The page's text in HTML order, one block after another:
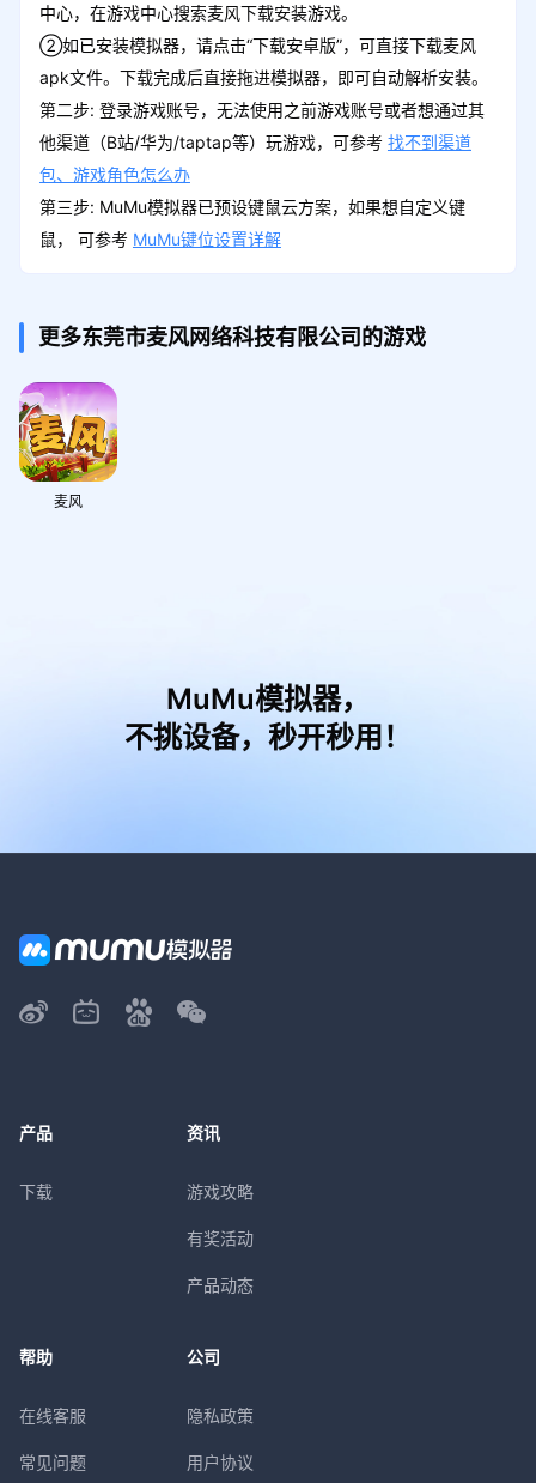
中心，在游戏中心搜索麦风下载安装游戏。
②如已安装模拟器，请点击“下载安卓版”，可直接下载麦风
apk文件。下载完成后直接拖进模拟器，即可自动解析安装。
第二步: 登录游戏账号，无法使用之前游戏账号或者想通过其
他渠道（B站/华为/taptap等）玩游戏，可参考 找不到渠道
包、游戏角色怎么办
第三步: MuMu模拟器已预设键鼠云方案，如果想自定义键
鼠， 可参考 MuMu键位设置详解
更多东莞市麦风网络科技有限公司的游戏
麦风
MuMu模拟器，
不挑设备，秒开秒用！
产品
下载
资讯
游戏攻略
有奖活动
产品动态
帮助
在线客服
常见问题
公司
隐私政策
用户协议